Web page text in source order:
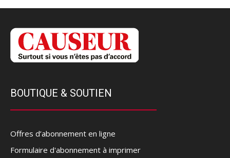
BOUTIQUE & SOUTIEN
Offres d’abonnement en ligne
Formulaire d'abonnement à imprimer